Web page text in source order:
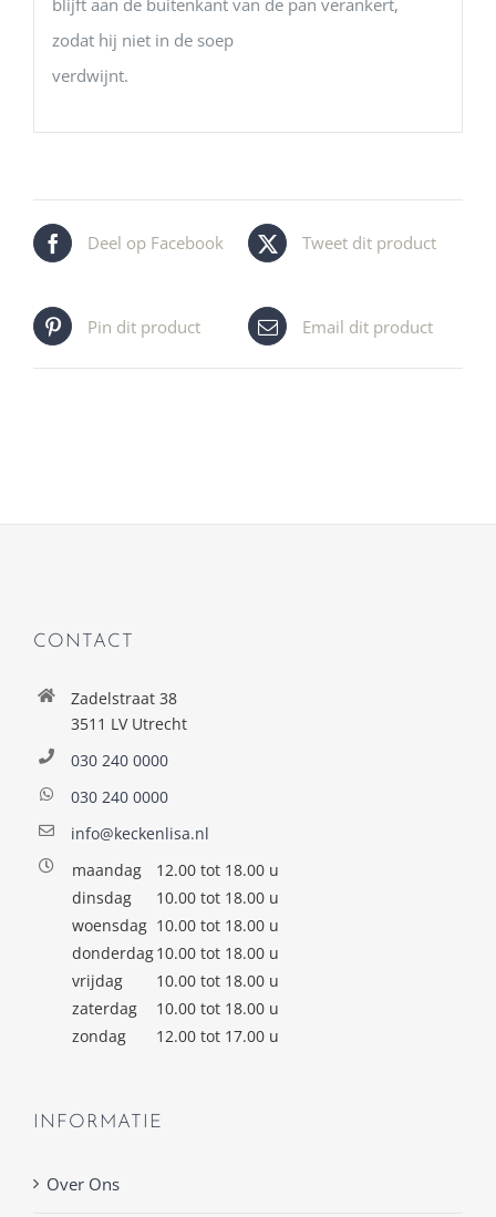
zodat hij niet in de soep
verdwijnt.
Deel op Facebook Tweet dit product
Pin dit product Email dit product
CONTACT
Zadelstraat 38
3511 LV Utrecht
030 240 0000
030 240 0000
info@keckenlisa.nl
maandag
12.00 tot 18.00 u
dinsdag
10.00 tot 18.00 u
woensdag 10.00 tot 18.00 u
donderdag10.00 tot 18.00 u
vrijdag
10.00 tot 18.00 u
zaterdag
10.00 tot 18.00 u
zondag
12.00 tot 17.00 u
INFORMATIE
Over Ons